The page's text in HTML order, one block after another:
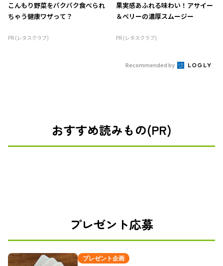
こんもり野菜をパクパク食べられ
ちゃう健康ワザって？
PR (レタスクラブ)
果実感あふれる味わい！アサイー
＆ベリーの濃厚スムージー
PR (レタスクラブ)
Recommended by
おすすめ読みもの(PR)
プレゼント応募
プレゼント企画